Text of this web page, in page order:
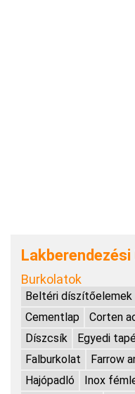
Burkolatok
Beltéri díszítőelemek
Cementlap
Corten
Díszcsík
Egyedi
Falburkolat
Farrow
Hajópadló
Inox